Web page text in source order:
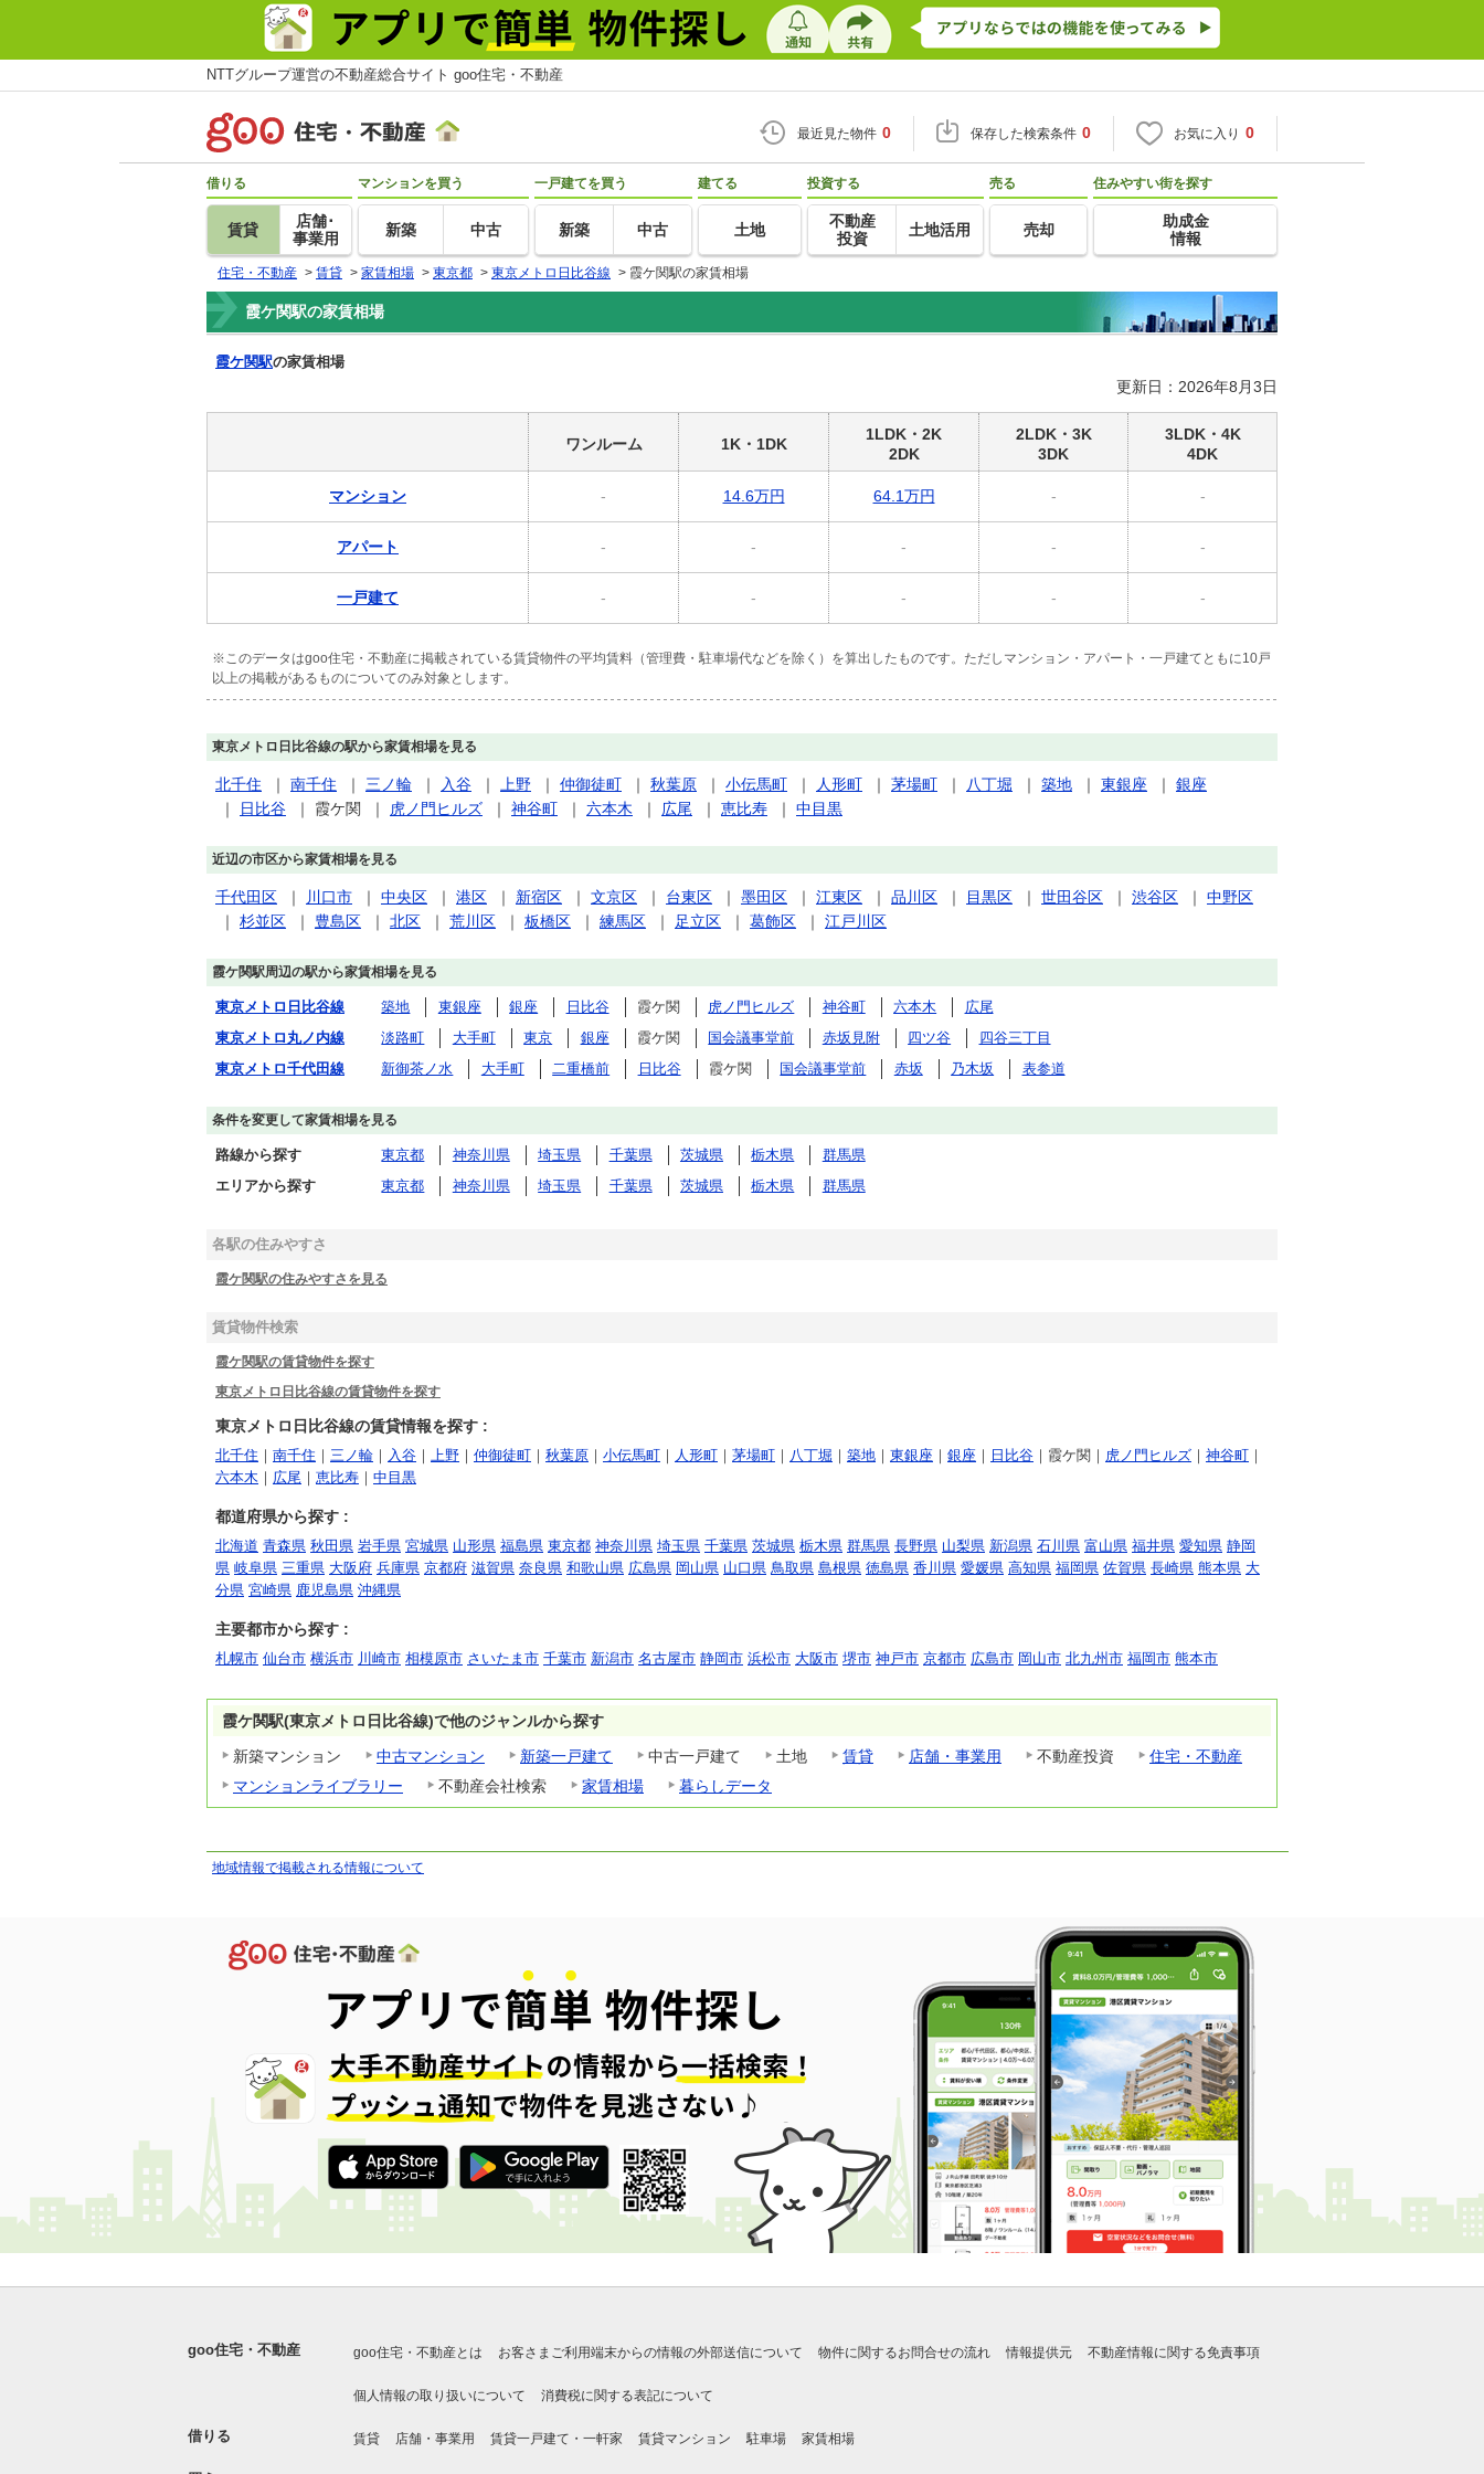
NTTグループ運営の不動産総合サイト goo住宅・不動産
最近見た物件 0 保存した検索条件 0 お気に入り 0
借りる
賃貸
店舗･
事業用
マンションを買う
新築 中古
一戸建てを買う
新築 中古
建てる
土地
投資する
不動産
投資
土地活用
売る
売却
住みやすい街を探す
助成金
情報
住宅・不動産 > 賃貸 > 家賃相場 > 東京都 > 東京メトロ日比谷線 > 霞ケ関駅の家賃相場
霞ケ関駅の家賃相場
霞ケ関駅の家賃相場
更新日：2026年8月3日
ワンルーム 1K・1DK
1LDK・2K
2DK
2LDK・3K
3DK
3LDK・4K
4DK
マンション - 14.6万円 64.1万円 - -
アパート - - - - -
一戸建て - - - - -
※このデータはgoo住宅・不動産に掲載されている賃貸物件の平均賃料（管理費・駐車場代などを除く）を算出したものです。ただしマンション・アパート・一戸建てともに10戸
以上の掲載があるものについてのみ対象とします。
東京メトロ日比谷線の駅から家賃相場を見る
北千住 ｜ 南千住 ｜ 三ノ輪 ｜ 入谷 ｜ 上野 ｜ 仲御徒町 ｜ 秋葉原 ｜ 小伝馬町 ｜ 人形町 ｜ 茅場町 ｜ 八丁堀 ｜ 築地 ｜ 東銀座 ｜ 銀座
｜
日比谷 ｜ 霞ケ関 ｜ 虎ノ門ヒルズ ｜ 神谷町 ｜ 六本木 ｜ 広尾 ｜ 恵比寿 ｜ 中目黒
近辺の市区から家賃相場を見る
千代田区 ｜ 川口市 ｜ 中央区 ｜ 港区 ｜ 新宿区 ｜ 文京区 ｜ 台東区 ｜ 墨田区 ｜ 江東区 ｜ 品川区 ｜ 目黒区 ｜ 世田谷区 ｜ 渋谷区 ｜ 中野区
｜ 杉並区 ｜ 豊島区 ｜ 北区 ｜ 荒川区 ｜ 板橋区 ｜ 練馬区 ｜ 足立区 ｜ 葛飾区 ｜ 江戸川区
霞ケ関駅周辺の駅から家賃相場を見る
東京メトロ日比谷線 築地 東銀座 銀座 日比谷 霞ケ関 虎ノ門ヒルズ 神谷町 六本木
広尾
東京メトロ丸ノ内線
淡路町 大手町 東京 銀座 霞ケ関 国会議事堂前 赤坂見附 四ツ谷
四谷三丁目
東京メトロ千代田線
新御茶ノ水 大手町 二重橋前 日比谷 霞ケ関 国会議事堂前 赤坂 乃木坂 表参道
条件を変更して家賃相場を見る
路線から探す 東京都 神奈川県 埼玉県 千葉県 茨城県 栃木県
群馬県
エリアから探す
東京都 神奈川県 埼玉県 千葉県 茨城県 栃木県 群馬県
各駅の住みやすさ
霞ケ関駅の住みやすさを見る
賃貸物件検索
霞ケ関駅の賃貸物件を探す
東京メトロ日比谷線の賃貸物件を探す
東京メトロ日比谷線の賃貸情報を探す :
北千住 ｜ 南千住 ｜ 三ノ輪 ｜ 入谷 ｜ 上野 ｜ 仲御徒町 ｜ 秋葉原 ｜ 小伝馬町 ｜ 人形町 ｜ 茅場町 ｜ 八丁堀 ｜ 築地 ｜ 東銀座 ｜ 銀座 ｜ 日比谷 ｜霞ケ関｜ 虎ノ門ヒルズ ｜ 神谷町 ｜
六本木 ｜ 広尾 ｜ 恵比寿 ｜ 中目黒
都道府県から探す :
北海道 青森県 秋田県 岩手県 宮城県 山形県 福島県 東京都 神奈川県 埼玉県 千葉県 茨城県 栃木県 群馬県 長野県 山梨県 新潟県 石川県 富山県 福井県 愛知県 静岡
県 岐阜県 三重県 大阪府 兵庫県 京都府 滋賀県 奈良県 和歌山県 広島県 岡山県 山口県 鳥取県 島根県 徳島県 香川県 愛媛県 高知県 福岡県 佐賀県 長崎県 熊本県 大
分県 宮崎県 鹿児島県 沖縄県
主要都市から探す :
札幌市 仙台市 横浜市 川崎市 相模原市 さいたま市 千葉市 新潟市 名古屋市 静岡市 浜松市 大阪市 堺市 神戸市 京都市 広島市 岡山市 北九州市 福岡市 熊本市
霞ケ関駅(東京メトロ日比谷線)で他のジャンルから探す
新築マンション
中古マンション 新築一戸建て 中古一戸建て 土地 賃貸 店舗・事業用 不動産投資
住宅・不動産
マンションライブラリー
不動産会社検索 家賃相場 暮らしデータ
地域情報で掲載される情報について
goo住宅・不動産 goo住宅・不動産とは お客さまご利用端末からの情報の外部送信について 物件に関するお問合せの流れ 情報提供元 不動産情報に関する免責事項
個人情報の取り扱いについて 消費税に関する表記について
借りる 賃貸 店舗・事業用 賃貸一戸建て・一軒家 賃貸マンション 駐車場 家賃相場